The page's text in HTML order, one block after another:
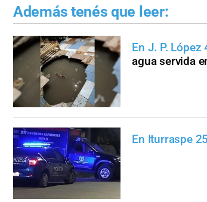
Además tenés que leer:
En J. P. López
agua servida
En Iturraspe